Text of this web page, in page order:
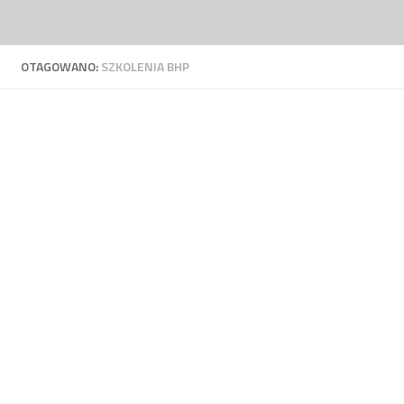
OTAGOWANO:SZKOLENIA BHP